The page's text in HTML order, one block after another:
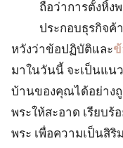
ถือว่าการตั้งหิ้ง
ประกอบธุรกิจค้
หวังว่าข้อปฏิบัติและข้
มาในวันนี้ จะเป็นแน
บ้านของคุณได้อย่าง
พระให้สะอาด เรียบ
พระ เพื่อความเป็นสิ